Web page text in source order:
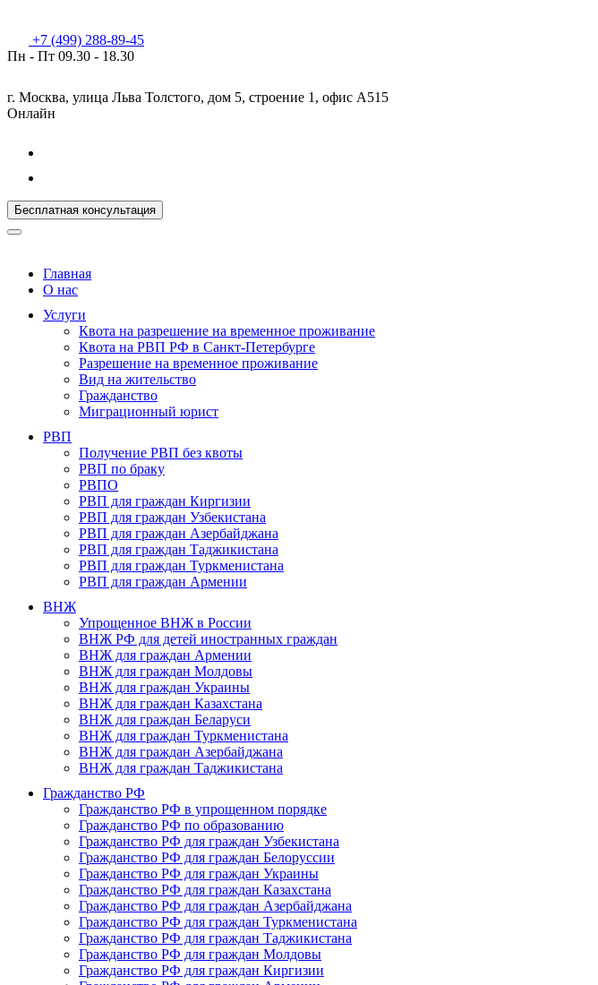
+7 (499) 288-89-45
Пн - Пт 09.30 - 18.30
г. Москва, улица Льва Толстого, дом 5, строение 1, офис А515
Онлайн
Бесплатная консультация
Главная
О нас
Услуги
Квота на разрешение на временное проживание
Квота на РВП РФ в Санкт-Петербурге
Разрешение на временное проживание
Вид на жительство
Гражданство
Миграционный юрист
РВП
Получение РВП без квоты
РВП по браку
РВПО
РВП для граждан Киргизии
РВП для граждан Узбекистана
РВП для граждан Азербайджана
РВП для граждан Таджикистана
РВП для граждан Туркменистана
РВП для граждан Армении
ВНЖ
Упрощенное ВНЖ в России
ВНЖ РФ для детей иностранных граждан
ВНЖ для граждан Армении
ВНЖ для граждан Молдовы
ВНЖ для граждан Украины
ВНЖ для граждан Казахстана
ВНЖ для граждан Беларуси
ВНЖ для граждан Туркменистана
ВНЖ для граждан Азербайджана
ВНЖ для граждан Таджикистана
Гражданство РФ
Гражданство РФ в упрощенном порядке
Гражданство РФ по образованию
Гражданство РФ для граждан Узбекистана
Гражданство РФ для граждан Белоруссии
Гражданство РФ для граждан Украины
Гражданство РФ для граждан Казахстана
Гражданство РФ для граждан Азербайджана
Гражданство РФ для граждан Туркменистана
Гражданство РФ для граждан Таджикистана
Гражданство РФ для граждан Молдовы
Гражданство РФ для граждан Киргизии